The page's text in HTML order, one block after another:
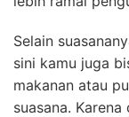
Selain
sini kamu juga
makanan atau
suasana.